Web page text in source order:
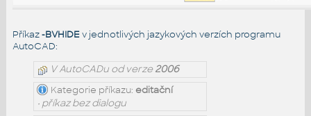
Příkaz-BVHIDEv jednotlivých jazykových verzích programu
AutoCAD:
V AutoCADu od verze2006
Kategorie příkazu: editační
• příkaz bez dialogu